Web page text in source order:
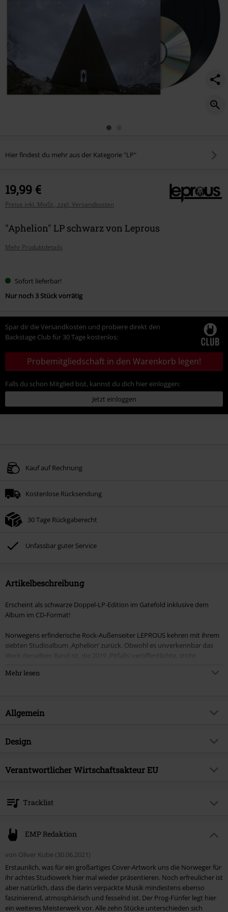
Hier findest du mehr aus der Kategorie "LP"
19,99 €
Preise inkl. MwSt., zzgl. Versandkosten
"Aphelion" LP schwarz von Leprous
Mehr Produktdetails
deine
Größe
Sofort lieferbar!
Nur noch 3 Stück vorrätig
Spar dir die Versandkosten und probiere direkt den
Backstage Club für 30 Tage kostenlos:
Probemitgliedschaft in den Warenkorb legen!
Falls du schon Mitglied bist, kannst du dich hier einloggen:
Jetzt einloggen
Kauf auf Rechnung
Kostenlose Rücksendung
30 Tage Rückgaberecht
Unfassbar guter Service
Artikelbeschreibung
Erscheint als schwarze Doppel-LP-Edition im Gatefold inklusive dem
Album im CD-Format!
Norwegens erfinderische Rock-Außenseiter LEPROUS kehren mit ihrem
siebten Studioalbum ‚Aphelion‘ zurück. Obwohl es unverkennbar das
Werk derselben Band ist, die 2019 ‚Pitfalls‘ veröffentlichte, sticht
intensivsten Material ihrer Karriere und der zartesten Musik von
Ocean Sound Recordings / Norwegen und und Cederberg Studios /
Thieves) und gemastert von Robin Schmidt (The 1975, Placebo, The
Gaslight Anthem, etc.).
Mehr lesen
Allgemein
Artikelnummer:
Musikgenre
Progressive Metal
Band
Design
Produkt-Typ
LP
Farbe
Verantwortlicher Wirtschaftsakteur EU
Balanstraße 73 // Haus 31
81541 München
kontakt@sonymusic.com
Tracklist
1.
2. Out Of Here
3. Silhouette
4. All The Moments
5. Have You Ever?
EMP Redaktion
von Oliver Kube (30.06.2021)
Erstaunlich, was für ein großartiges Cover-Artwork uns die Norweger für
ihr achtes Studiowerk hier mal wieder präsentieren. Noch erfreulicher ist
aber natürlich, dass die darin verpackte Musik mindestens ebenso
faszinierend, atmosphärisch und fesselnd ist. Der Prog-Fünfer legt hier
ein weiteres Meisterwerk vor. Alle zehn Stücke unterschieden sich